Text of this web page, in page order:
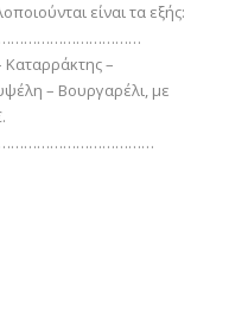
είναι τα εξής:
–
– Βουργαρέλι, με